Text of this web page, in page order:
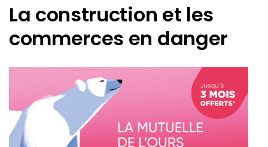
La construction et les
commerces en danger